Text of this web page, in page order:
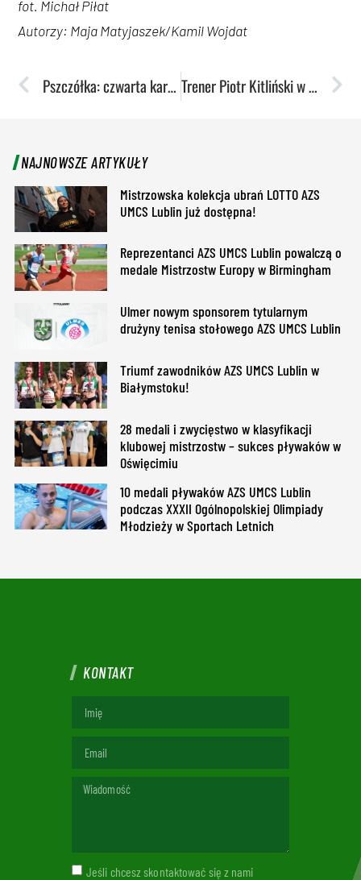
fot. Michał Piłat
Autorzy: Maja Matyjaszek/Kamil Wojdat
Pszczółka: czwarta karta odkryta! Trener Piotr Kitliński w rozmowie na temat igrzysk olimpijskich
NAJNOWSZE ARTYKUŁY
Mistrzowska kolekcja ubrań LOTTO AZS
UMCS Lublin już dostępna!
Reprezentanci AZS UMCS Lublin powalczą o
medale Mistrzostw Europy w Birmingham
Ulmer nowym sponsorem tytularnym
drużyny tenisa stołowego AZS UMCS Lublin
Triumf zawodników AZS UMCS Lublin w
Białymstoku!
28 medali i zwycięstwo w klasyfikacji
klubowej mistrzostw – sukces pływaków w
Oświęcimiu
10 medali pływaków AZS UMCS Lublin
podczas XXXII Ogólnopolskiej Olimpiady
Młodzieży w Sportach Letnich
KONTAKT
Jeśli chcesz skontaktować się z nami